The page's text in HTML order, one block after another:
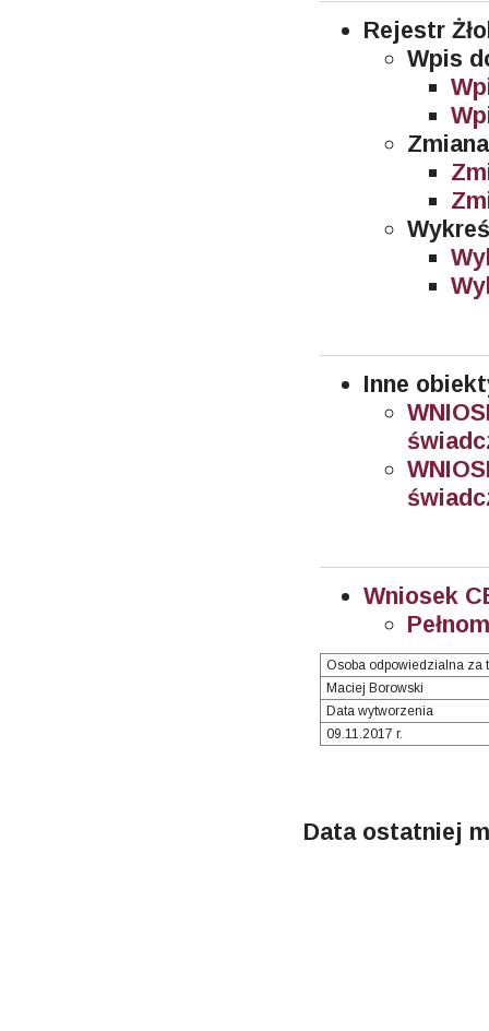
Rejestr
Wpis
Inne
Wniosek
Osoba odpowiedzialna za
Maciej Borowski
Data wytworzenia
09.11.2017 r.
Data ostatniej